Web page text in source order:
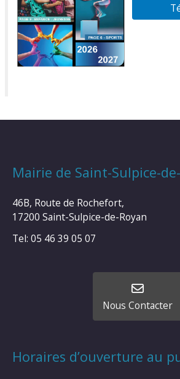
Mairie de Saint-Sulpice-
46B, Route de Rochefort,
17200 Saint-Sulpice-de-Royan
Tel: 05 46 39 05 07
Nous Contacter
Horaires d’ouverture au